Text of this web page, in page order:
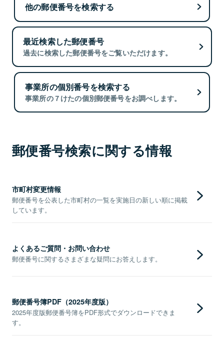
他の郵便番号を検索する
最近検索した郵便番号
過去に検索した郵便番号をご覧いただけます。
事業所の個別番号を検索する
事業所の７けたの個別郵便番号をお調べします。
郵便番号検索に関する情報
市町村変更情報
郵便番号を公表した市町村の一覧を実施日の新しい順に掲載
しています。
よくあるご質問・お問い合わせ
郵便番号に関するさまざまな疑問にお答えします。
郵便番号簿PDF（2025年度版）
2025年度版郵便番号簿をPDF形式でダウンロードできま
す。